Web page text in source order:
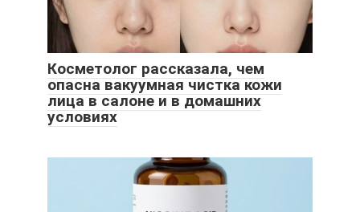
Косметолог рассказала, чем
опасна вакуумная чистка кожи
лица в салоне и в домашних
условиях